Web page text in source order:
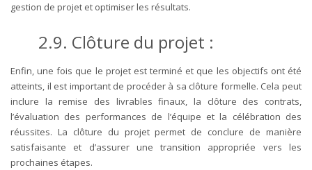
gestion de projet et optimiser les résultats.
2.9. Clôture du projet :
Enfin, une fois que le projet est terminé et que les objectifs ont été
atteints, il est important de procéder à sa clôture formelle. Cela peut
inclure la remise des livrables finaux, la clôture des contrats,
l’évaluation des performances de l’équipe et la célébration des
réussites. La clôture du projet permet de conclure de manière
satisfaisante et d’assurer une transition appropriée vers les
prochaines étapes.